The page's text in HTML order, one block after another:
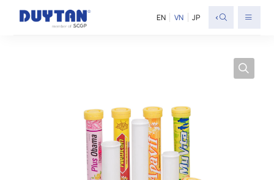
EN VN JP <